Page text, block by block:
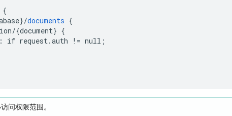
{
}/documents {
{document} {
: if request.auth != null ;
问权限范围。